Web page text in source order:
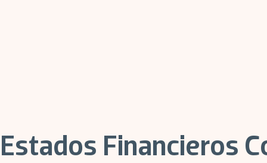
Estados Financieros